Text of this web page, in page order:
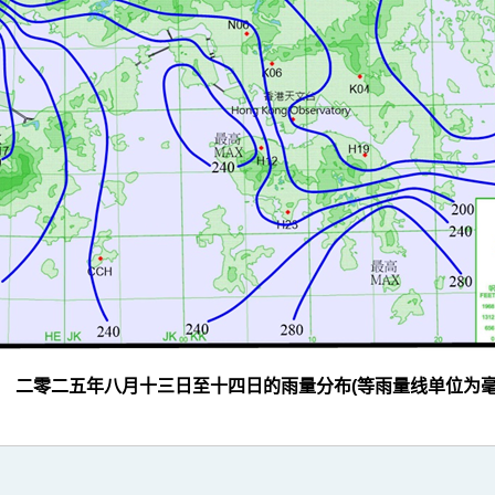
零二五年八月十三日至十四日的雨量分布(等雨量线单位为